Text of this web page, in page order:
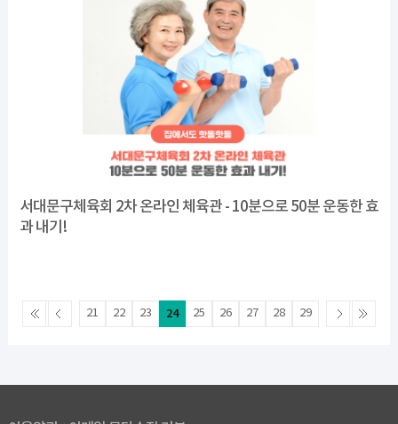
서대문구체육회 2차 온라인 체육관 - 10분으로 50분 운동한 효
과 내기!
21 22 23 24 25 26 27 28 29